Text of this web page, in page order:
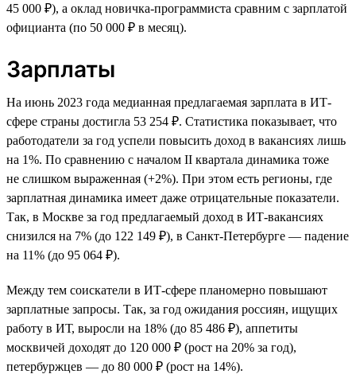
45 000 ₽), а оклад новичка-программиста сравним с зарплатой
официанта (по 50 000 ₽ в месяц).
Зарплаты
На июнь 2023 года медианная предлагаемая зарплата в ИТ-
сфере страны достигла 53 254 ₽. Статистика показывает, что
работодатели за год успели повысить доход в вакансиях лишь
на 1%. По сравнению с началом II квартала динамика тоже
не слишком выраженная (+2%). При этом есть регионы, где
зарплатная динамика имеет даже отрицательные показатели.
Так, в Москве за год предлагаемый доход в ИТ-вакансиях
снизился на 7% (до 122 149 ₽), в Санкт-Петербурге — падение
на 11% (до 95 064 ₽).
Между тем соискатели в ИТ-сфере планомерно повышают
зарплатные запросы. Так, за год ожидания россиян, ищущих
работу в ИТ, выросли на 18% (до 85 486 ₽), аппетиты
москвичей доходят до 120 000 ₽ (рост на 20% за год),
петербуржцев — до 80 000 ₽ (рост на 14%).